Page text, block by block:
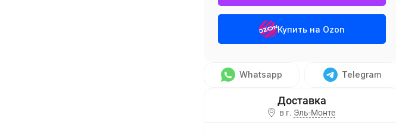
Купить на Ozon
Whatsapp Telegram
в г. Эль-Монте